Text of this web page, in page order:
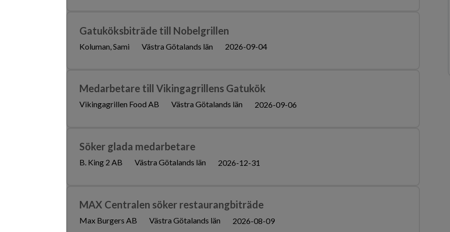
Gatuköksbiträde till Nobelgrillen
Koluman, Sami Västra Götalands län 2026-09-04
Medarbetare till Vikingagrillens Gatukök
Vikingagrillen Food AB Västra Götalands län 2026-09-06
Söker glada medarbetare
B. King 2 AB Västra Götalands län 2026-12-31
MAX Centralen söker restaurangbiträde
Max Burgers AB Västra Götalands län 2026-08-09